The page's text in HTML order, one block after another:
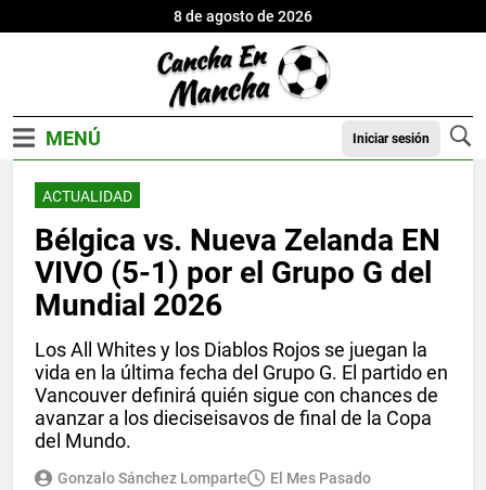
8 de agosto de 2026
Iniciar sesión
ACTUALIDAD
Bélgica vs. Nueva Zelanda EN
VIVO (5-1) por el Grupo G del
Mundial 2026
Los All Whites y los Diablos Rojos se juegan la
vida en la última fecha del Grupo G. El partido en
Vancouver definirá quién sigue con chances de
avanzar a los dieciseisavos de final de la Copa
del Mundo.
Gonzalo Sánchez Lomparte El Mes Pasado